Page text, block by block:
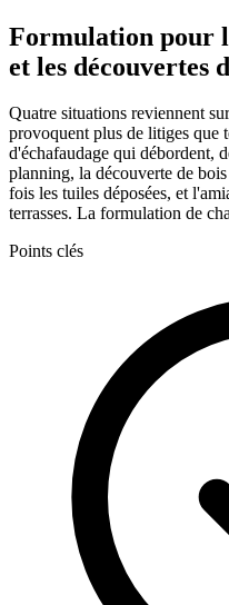
Formulation pour
et les découvertes
Quatre situations reviennent
provoquent plus de litiges que
d'échafaudage qui débordent,
planning, la découverte de
fois les tuiles déposées, et
terrasses. La formulation de
Points clés